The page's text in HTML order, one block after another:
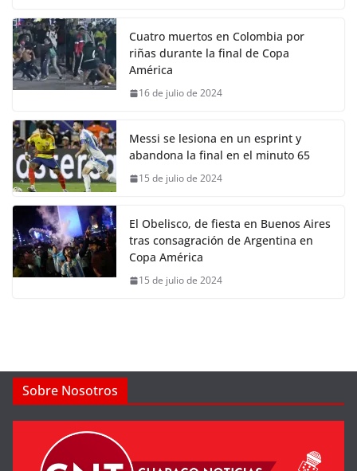
Cuatro muertos en Colombia por
riñas durante la final de Copa
América
16 de julio de 2024
Messi se lesiona en un esprint y
abandona la final en el minuto 65
15 de julio de 2024
El Obelisco, de fiesta en Buenos Aires
tras consagración de Argentina en
Copa América
15 de julio de 2024
Sobre Nosotros